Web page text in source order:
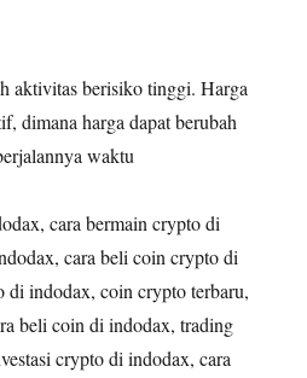
aktivitas berisiko tinggi. Harga
dimana harga dapat berubah
waktu
cara bermain crypto di
cara beli coin crypto di
di indodax, coin crypto terbaru,
beli coin di indodax, trading
crypto di indodax, cara